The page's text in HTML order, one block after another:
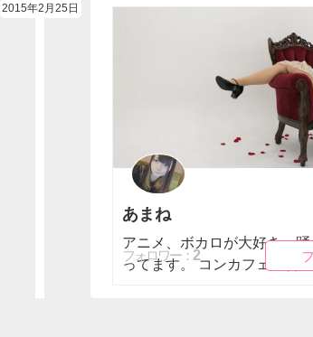
2015年2月25日
あまね
アニメ、ボカロが大好き。
ってます。 コンカフェや普
フォロワー： 2